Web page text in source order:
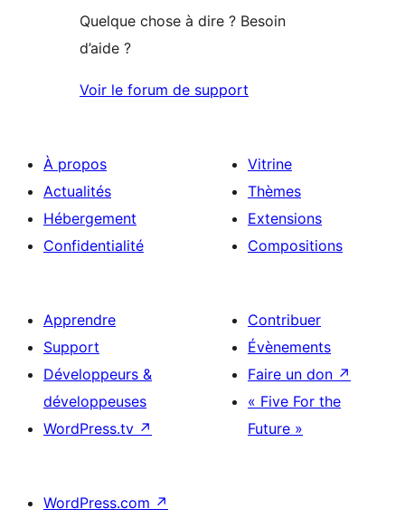
Quelque chose à dire ? Besoin
d’aide ?
Voir le forum de support
À propos
Actualités
Hébergement
Confidentialité
Vitrine
Thèmes
Extensions
Compositions
Apprendre
Support
Développeurs &
développeuses
WordPress.tv ↗
Contribuer
Évènements
Faire un don ↗
« Five For the
Future »
WordPress.com ↗